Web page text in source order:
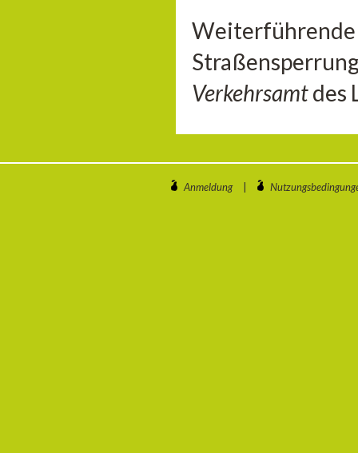
Weiterführende
Verkehrsamtdes
Anmeldung